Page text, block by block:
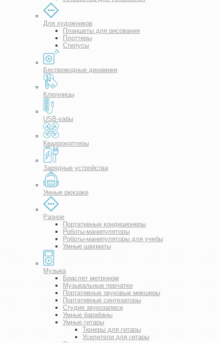
Для художников
Планшеты для рисования
Плоттеры
Стилусы
Беспроводные динамики
Ключницы
USB-хабы
Квадрокоптеры
Зарядные устройства
Умные рюкзаки
Разное
Портативные кондиционеры
Роботы-манипуляторы
Роботы-манипуляторы для учебы
Умные шахматы
Музыка
Браслет метроном
Музыкальные перчатки
Портативные звуковые микшеры
Портативные синтезаторы
Студия звукозаписи
Умные барабаны
Умные гитары
Тюнеры для гитары
Усилители для гитары